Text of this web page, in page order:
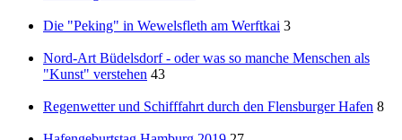
Die "Peking" in Wewelsfleth am Werftkai 3
Nord-Art Büdelsdorf - oder was so manche Menschen als
"Kunst" verstehen 43
Regenwetter und Schifffahrt durch den Flensburger Hafen 8